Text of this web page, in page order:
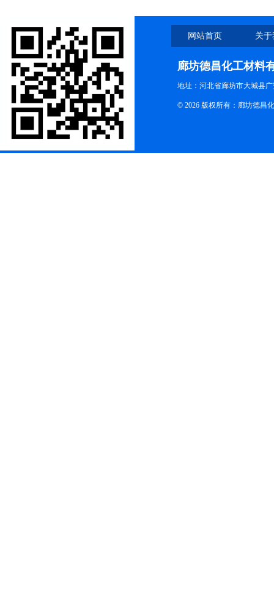
网站首页 关
廊坊德昌化工材料
地址：河北省廊坊市大城县
© 2026 版权所有：廊坊德昌